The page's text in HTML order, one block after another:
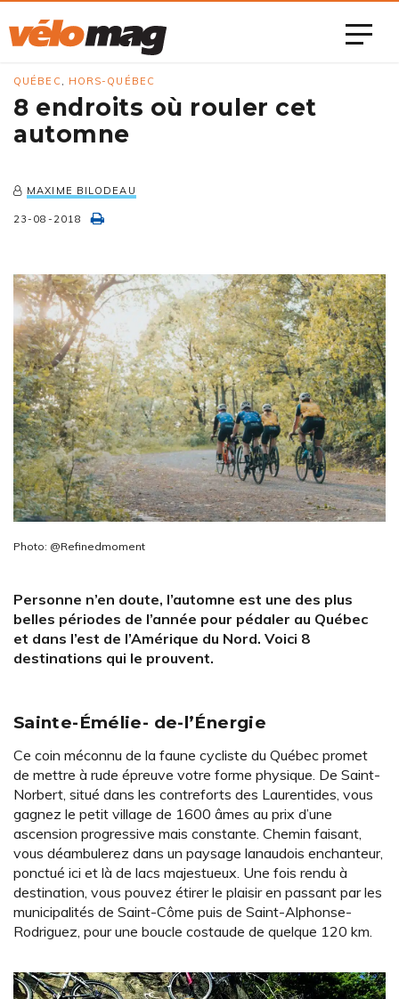
QUÉBEC , HORS-QUÉBEC
8 endroits où rouler cet
automne
MAXIME BILODEAU
23-08-2018
Photo: @Refinedmoment
Personne n’en doute, l’automne est une des plus
belles périodes de l’année pour pédaler au Québec
et dans l’est de l’Amérique du Nord. Voici 8
destinations qui le prouvent.
Sainte-Émélie- de-l’Énergie
Ce coin méconnu de la faune cycliste du Québec promet
de mettre à rude épreuve votre forme physique. De Saint-
Norbert, situé dans les contreforts des Laurentides, vous
gagnez le petit village de 1600 âmes au prix d’une
ascension progressive mais constante. Chemin faisant,
vous déambulerez dans un paysage lanaudois enchanteur,
ponctué ici et là de lacs majestueux. Une fois rendu à
destination, vous pouvez étirer le plaisir en passant par les
municipalités de Saint-Côme puis de Saint-Alphonse-
Rodriguez, pour une boucle costaude de quelque 120 km.